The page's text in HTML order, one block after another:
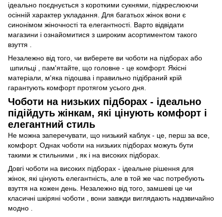
ідеально поєднується з короткими сукнями, підкреслюючи
осінній характер укладання. Для багатьох жінок вони є
синонімом жіночності та елегантності. Варто відвідати
магазини і ознайомитися з широким асортиментом такого
взуття .
Незалежно від того, чи виберете ви чоботи на підборах або
шпильці , пам'ятайте, що головне - це комфорт. Якісні
матеріали, м'яка підошва і правильно підібраний крій
гарантують комфорт протягом усього дня.
Чоботи на низьких підборах - ідеально
підійдуть жінкам, які цінують комфорт і
елегантний стиль
Не можна заперечувати, що низький каблук - це, перш за все,
комфорт. Однак чоботи на низьких підборах можуть бути
такими ж стильними , як і на високих підборах.
Довгі чоботи на високих підборах - ідеальне рішення для
жінок, які цінують елегантність, але в той же час потребують
взуття на кожен день. Незалежно від того, замшеві це чи
класичні шкіряні чоботи , вони завжди виглядають надзвичайно
модно .